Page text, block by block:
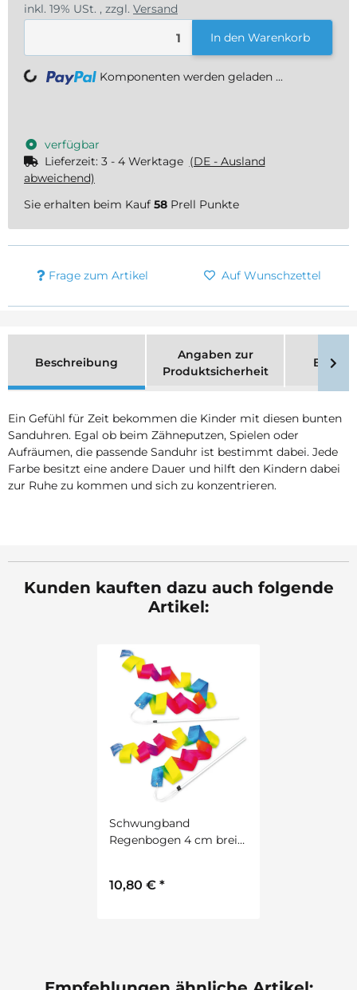
inkl. 19% USt. , zzgl. Versand
In den Warenkorb
Loading... Komponenten werden geladen ...
verfügbar
Lieferzeit: 3 - 4 Werktage (DE - Ausland
abweichend)
Sie erhalten beim Kauf 58 Prell Punkte
Frage zum Artikel Auf Wunschzettel
Beschreibung
Angaben zur
Produktsicherheit
Ein Gefühl für Zeit bekommen die Kinder mit diesen bunten
Sanduhren. Egal ob beim Zähneputzen, Spielen oder
Aufräumen, die passende Sanduhr ist bestimmt dabei. Jede
Farbe besitzt eine andere Dauer und hilft den Kindern dabei
zur Ruhe zu kommen und sich zu konzentrieren.
Kunden kauften dazu auch folgende
Artikel:
Schwungband
Regenbogen 4 cm breit,
10,80 € *